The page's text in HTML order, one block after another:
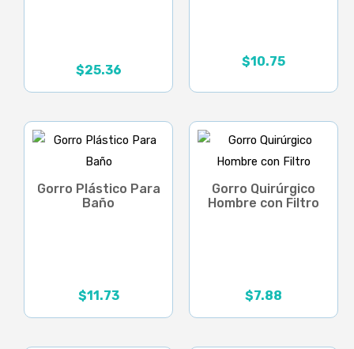
$25.36
$10.75
Rango
hasta
$15.75
Gorro Plástico Para
Baño
$11.73
Gorro Quirúrgico
Hombre con Filtro
$7.88